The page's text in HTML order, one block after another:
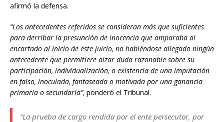
afirmó la defensa.
“Los antecedentes referidos se consideran más que suficientes
para derribar la presunción de inocencia que amparaba al
encartado al inicio de este juicio, no habiéndose allegado ningún
antecedente que permitiere alzar duda razonable sobre su
participación, individualización, o existencia de una imputación
en falso, inoculada, fantaseada o motivada por una ganancia
primaria o secundaria”, ponderó el Tribunal.
“La prueba de cargo rendida por el ente persecutor, por